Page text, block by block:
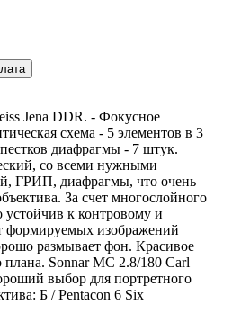
Jena DDR. - Фокусное
схема - 5 элементов в 3
диафрагмы - 7 штук.
со всеми нужными
ГРИП, диафрагмы, что очень
За счет многослойного
устойчив к контровому и
формируемых изображений
размывает фон. Красивое
плана. Sonnar МС 2.8/180 Carl
выбор для портретного
Б / Pentacon 6 Six